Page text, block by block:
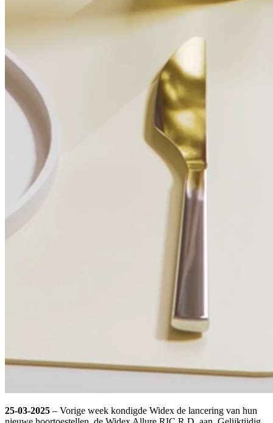
25-03-2025 – Vorige week kondigde Widex de lancering van hun